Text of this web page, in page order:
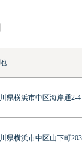
県横浜市中区海岸通2-4
県横浜市中区山下町203